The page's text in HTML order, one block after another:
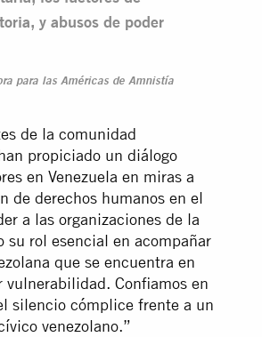
y abusos de poder
para las Américas de Amnistía
de la comunidad
propiciado un diálogo
en Venezuela en miras a
de derechos humanos en el
a las organizaciones de la
su rol esencial en acompañar
que se encuentra en
vulnerabilidad. Confiamos en
silencio cómplice frente a un
venezolano.”